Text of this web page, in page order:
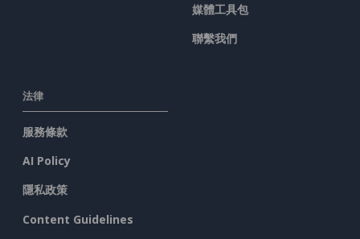
媒體工具包
聯繫我們
法律
服務條款
AI Policy
隱私政策
Content Guidelines